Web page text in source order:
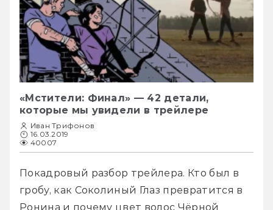
«Мстители: Финал» — 42 детали,
которые мы увидели в трейлере
Иван Трифонов
16.03.2019
40007
Покадровый разбор трейлера. Кто был в
гробу, как Соколиный Глаз превратится в
Ронина и почему цвет волос Чёрной